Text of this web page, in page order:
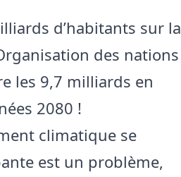
d’habitants sur la
des nations
les 9,7 milliards en
2080 !
climatique se
est un problème,